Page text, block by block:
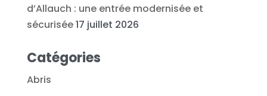
d’Allauch : une entrée modernisée et
sécurisée17 juillet 2026
Catégories
Abris